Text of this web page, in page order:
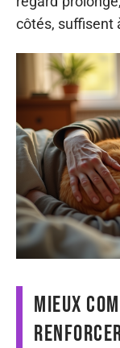
côtés, suffisent
Mieux